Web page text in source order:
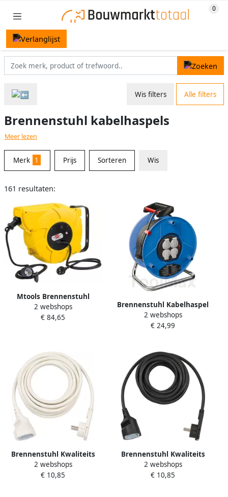
Wis filters Alle filters
Brennenstuhl kabelhaspels
Meer lezen
Merk 1 Prijs Sorteren Wis
161 resultaten:
Mtools Brennenstuhl
Automatische kabelhaspel
IP44 9+2m H07RN-F 3G1 5 |
2 webshops
€ 84,65
Brennenstuhl Kabelhaspel
Garant | Leeg |1208010
2 webshops
€ 24,99
Brennenstuhl Kwaliteits
kunststof verlengsnoer met
platte stekker 5m H05VV-
2 webshops
€ 10,85
Brennenstuhl Kwaliteits
kunststof verlengsnoer met
platte stekker 5m H05VV-
2 webshops
€ 10,85